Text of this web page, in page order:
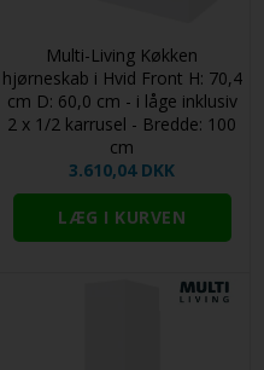
Multi-Living Køkken
hjørneskab i Hvid Front H: 70,4
cm D: 60,0 cm - i låge inklusiv
2 x 1/2 karrusel - Bredde: 100
cm
3.610,04 DKK